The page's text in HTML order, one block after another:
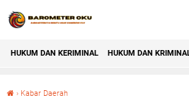
HUKUM DAN KERIMINAL HUKUM DAN
› Kabar Daerah